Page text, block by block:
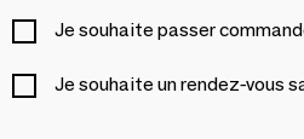
Je souhaite passer
Je souhaite un rendez-vous